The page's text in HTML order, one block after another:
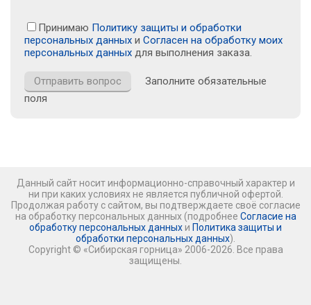
Принимаю Политику защиты и обработки
персональных данных и Согласен на обработку моих
персональных данных для выполнения заказа.
Заполните обязательные
поля
Данный сайт носит информационно-справочный характер и
ни при каких условиях не является публичной офертой.
Продолжая работу с сайтом, вы подтверждаете своё согласие
на обработку персональных данных (подробнее Согласие на
обработку персональных данных и Политика защиты и
обработки персональных данных).
Copyright © «Сибирская горница» 2006-2026. Все права
защищены.